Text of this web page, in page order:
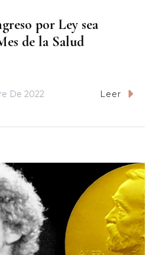
por Ley sea
de la Salud
De 2022 Leer